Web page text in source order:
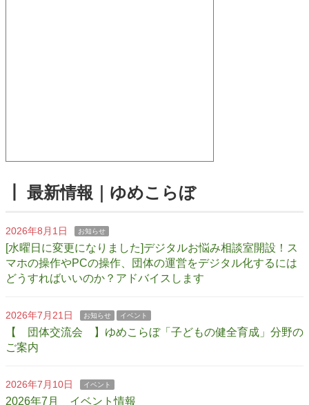
┃ 最新情報｜ゆめこらぼ
2026年8月1日 お知らせ
[水曜日に変更になりました]デジタルお悩み相談室開設！ス
マホの操作やPCの操作、団体の運営をデジタル化するには
どうすればいいのか？アドバイスします
2026年7月21日 お知らせ イベント
【 団体交流会 】ゆめこらぼ「子どもの健全育成」分野の
ご案内
2026年7月10日 イベント
2026年7月 イベント情報